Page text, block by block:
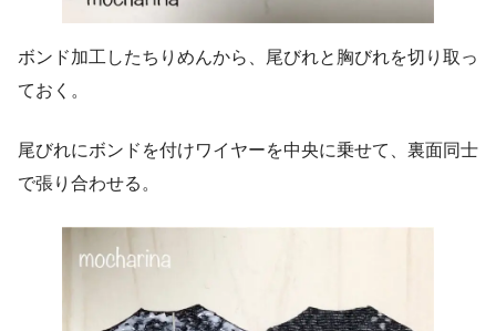
ボンド加工したちりめんから、尾びれと胸びれを切り取っ
ておく。
尾びれにボンドを付けワイヤーを中央に乗せて、裏面同士
で張り合わせる。